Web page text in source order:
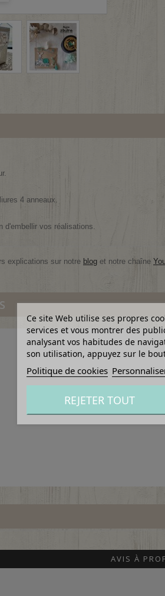
4 anneaux.
d'embellir vos réalisations.
explications sur notre blog et notre chaîne
AVIS À
Ce site Web utilise ses propres
services et vous montrer des
analysant vos habitudes de
son utilisation, appuyez sur le
Politique de cookies
REJETER TOUT